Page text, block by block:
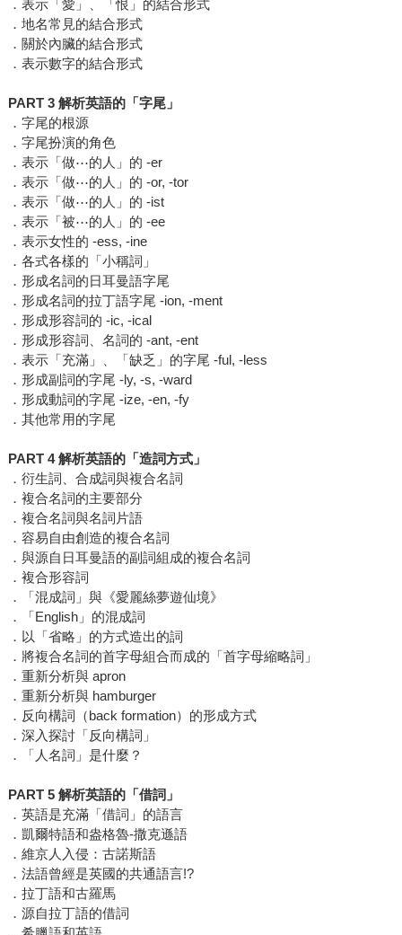
．表示「愛」、「恨」的結合形式
．地名常見的結合形式
．關於內臟的結合形式
．表示數字的結合形式
PART 3 解析英語的「字尾」
．字尾的根源
．字尾扮演的角色
．表示「做⋯的人」的 -er
．表示「做⋯的人」的 -or, -tor
．表示「做⋯的人」的 -ist
．表示「被⋯的人」的 -ee
．表示女性的 -ess, -ine
．各式各樣的「小稱詞」
．形成名詞的日耳曼語字尾
．形成名詞的拉丁語字尾 -ion, -ment
．形成形容詞的 -ic, -ical
．形成形容詞、名詞的 -ant, -ent
．表示「充滿」、「缺乏」的字尾 -ful, -less
．形成副詞的字尾 -ly, -s, -ward
．形成動詞的字尾 -ize, -en, -fy
．其他常用的字尾
PART 4 解析英語的「造詞方式」
．衍生詞、合成詞與複合名詞
．複合名詞的主要部分
．複合名詞與名詞片語
．容易自由創造的複合名詞
．與源自日耳曼語的副詞組成的複合名詞
．複合形容詞
．「混成詞」與《愛麗絲夢遊仙境》
．「English」的混成詞
．以「省略」的方式造出的詞
．將複合名詞的首字母組合而成的「首字母縮略詞」
．重新分析與 apron
．重新分析與 hamburger
．反向構詞（back formation）的形成方式
．深入探討「反向構詞」
．「人名詞」是什麼？
PART 5 解析英語的「借詞」
．英語是充滿「借詞」的語言
．凱爾特語和盎格魯-撒克遜語
．維京人入侵：古諾斯語
．法語曾經是英國的共通語言!?
．拉丁語和古羅馬
．源自拉丁語的借詞